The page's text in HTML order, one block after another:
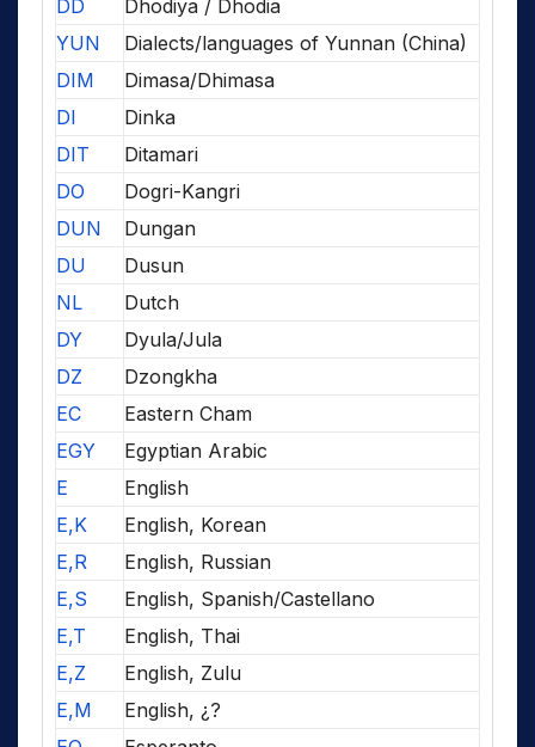
DD
Dhodiya / Dhodia
YUN
Dialects/languages of Yunnan (China)
DIM
Dimasa/Dhimasa
DI
Dinka
DIT
Ditamari
DO
Dogri-Kangri
DUN
Dungan
DU
Dusun
NL
Dutch
DY
Dyula/Jula
DZ
Dzongkha
EC
Eastern Cham
EGY
Egyptian Arabic
E
English
E,K
English, Korean
E,R
English, Russian
E,S
English, Spanish/Castellano
E,T
English, Thai
E,Z
English, Zulu
E,M
English, ¿?